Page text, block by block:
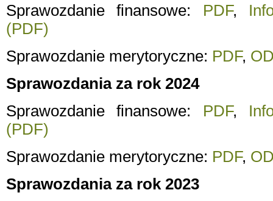
Sprawozdanie finansowe: PDF,
(PDF)
Sprawozdanie merytoryczne: PDF,
Sprawozdania za rok 2024
Sprawozdanie finansowe: PDF,
(PDF)
Sprawozdanie merytoryczne: PDF,
Sprawozdania za rok 2023